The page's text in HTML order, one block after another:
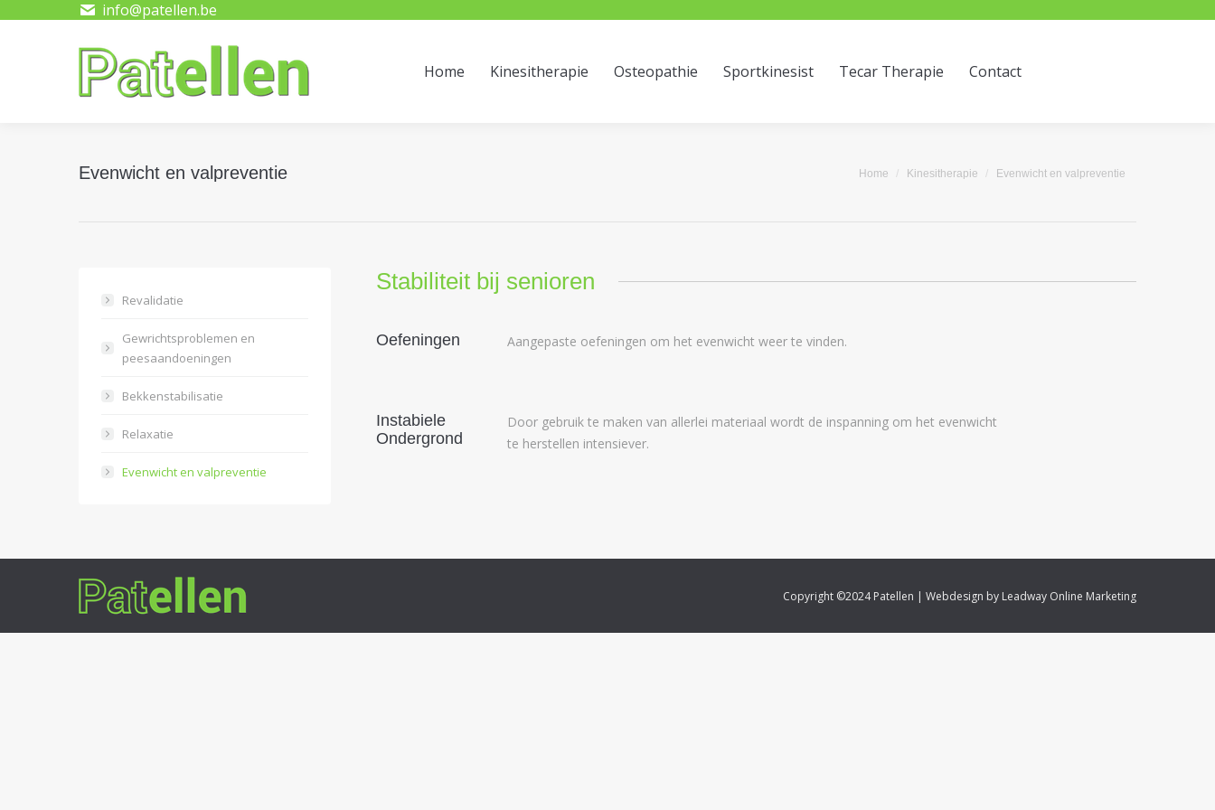
info@patellen.be Search:
Home Kinesitherapie Osteopathie Sportkinesist Tecar Therapie Contact
Evenwicht en valpreventie Je bent hier:
Home Kinesitherapie Evenwicht en valpreventie
Stabiliteit bij senioren
Oefeningen Aangepaste oefeningen om het evenwicht weer te vinden.
Instabiele
Ondergrond
Door gebruik te maken van allerlei materiaal wordt de inspanning om het evenwicht
te herstellen intensiever.
Revalidatie
Gewrichtsproblemen en
peesaandoeningen
Bekkenstabilisatie
Relaxatie
Evenwicht en valpreventie
Copyright ©2024 Patellen | Webdesign by Leadway Online Marketing